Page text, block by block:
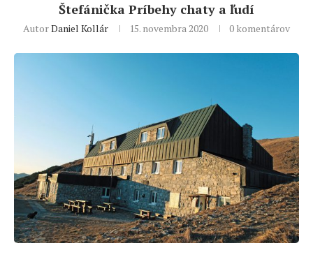
Štefánička Príbehy chaty a ľudí
AutorDaniel Kollár 15. novembra 2020 0 komentárov